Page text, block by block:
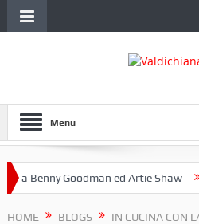
Menu
a Benny Goodman ed Artie Shaw
HOME BLOGS IN CUCINA CON